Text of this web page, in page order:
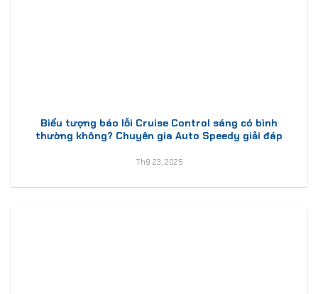
Biểu tượng báo lỗi Cruise Control sáng có bình
thường không? Chuyên gia Auto Speedy giải đáp
Th9 23, 2025